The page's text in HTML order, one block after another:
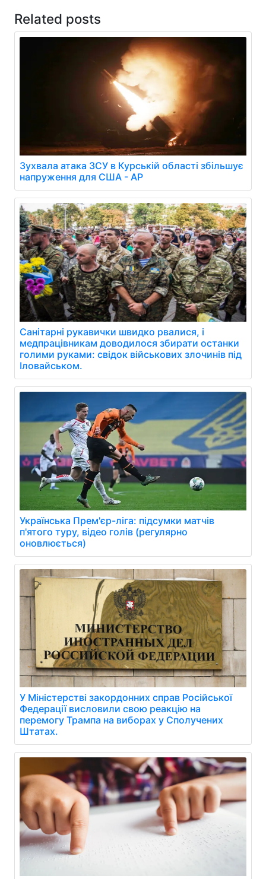
Related posts
Зухвала атака ЗСУ в Курській області збільшує
напруження для США - AP
Санітарні рукавички швидко рвалися, і
медпрацівникам доводилося збирати останки
голими руками: свідок військових злочинів під
Іловайськом.
Українська Прем'єр-ліга: підсумки матчів
п'ятого туру, відео голів (регулярно
оновлюється)
У Міністерстві закордонних справ Російської
Федерації висловили свою реакцію на
перемогу Трампа на виборах у Сполучених
Штатах.